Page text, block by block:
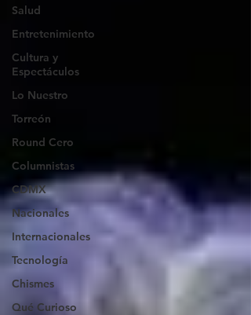
Salud
Entretenimiento
Cultura y
Espectáculos
Lo Nuestro
Torreón
Round Cero
Columnistas
CDMX
Nacionales
Internacionales
Tecnología
Chismes
Qué Curioso